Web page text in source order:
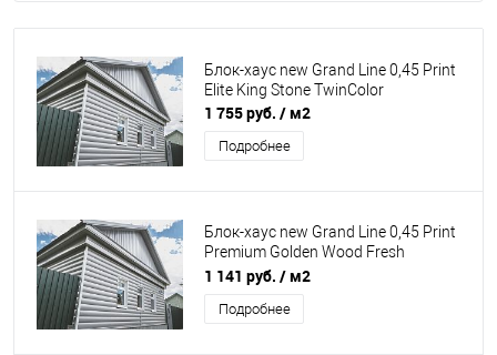
Блок-хаус new Grand Line 0,45 Print
Elite King Stone TwinColor
1 755 руб. / м2
Подробнее
Блок-хаус new Grand Line 0,45 Print
Premium Golden Wood Fresh
TwinColor
1 141 руб. / м2
Подробнее